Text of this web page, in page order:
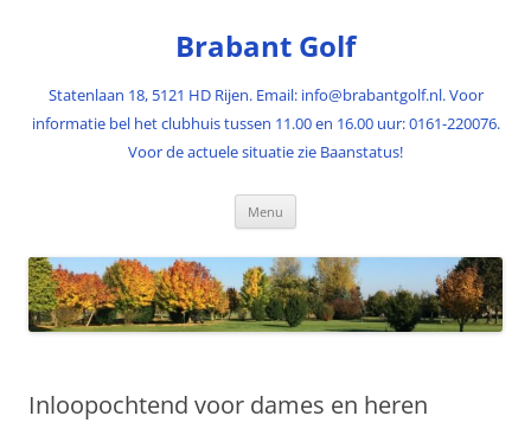
Brabant Golf
Statenlaan 18, 5121 HD Rijen. Email: info@brabantgolf.nl. Voor
informatie bel het clubhuis tussen 11.00 en 16.00 uur: 0161-220076.
Voor de actuele situatie zie Baanstatus!
Menu
Inloopochtend voor dames en heren